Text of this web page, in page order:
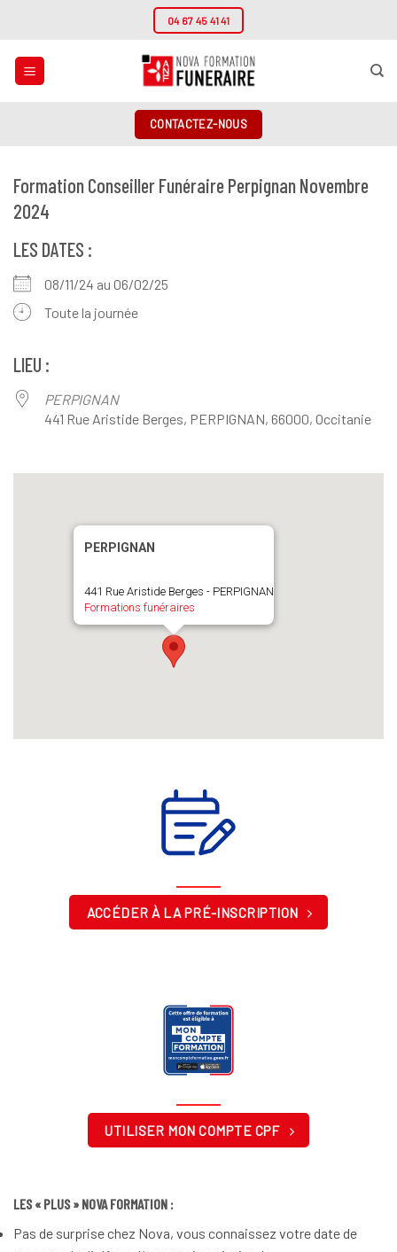
contenu
04 67 45 41 41
CONTACTEZ-NOUS
Formation Conseiller Funéraire Perpignan Novembre
2024
LES DATES :
08/11/24 au 06/02/25
Toute la journée
LIEU :
PERPIGNAN
441 Rue Aristide Berges, PERPIGNAN, 66000, Occitanie
PERPIGNAN
441 Rue Aristide Berges - PERPIGNAN
Formations funéraires
ACCÉDER À LA PRÉ-INSCRIPTION
UTILISER MON COMPTE CPF
LES « PLUS » NOVA FORMATION :
Pas de surprise chez Nova, vous connaissez votre date de